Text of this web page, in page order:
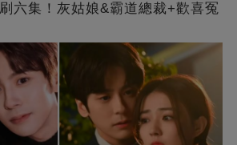
六集！灰姑娘&霸道總裁+歡喜冤